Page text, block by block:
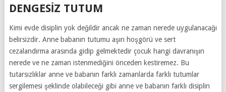
DENGESIZ TUTUM
Kimi evde disiplin yok değildir ancak ne zaman nerede uygulanacağı
belirsizdir. Anne babanın tutumu aşırı hoşgörü ve sert
cezalandırma arasında gidip gelmektedir çocuk hangi davranışın
nerede ve ne zaman istenmediğini önceden kestiremez. Bu
tutarsızlıklar anne ve babanın farklı zamanlarda farklı tutumlar
sergilemesi şeklinde olabileceği gibi anne ve babanın farklı disiplin